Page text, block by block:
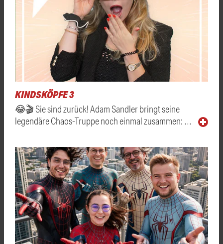
KINDSKÖPFE 3
😂🎬 Sie sind zurück! Adam Sandler bringt seine
legendäre Chaos-Truppe noch einmal zusammen: …